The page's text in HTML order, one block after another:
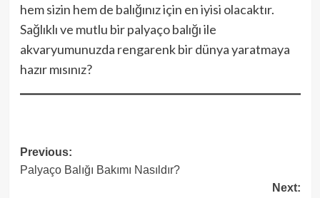
hem sizin hem de balığınız için en iyisi olacaktır.
Sağlıklı ve mutlu bir palyaço balığı ile
akvaryumunuzda rengarenk bir dünya yaratmaya
hazır mısınız?
Post
navigation
Previous:
Palyaço Balığı Bakımı Nasıldır?
Next: